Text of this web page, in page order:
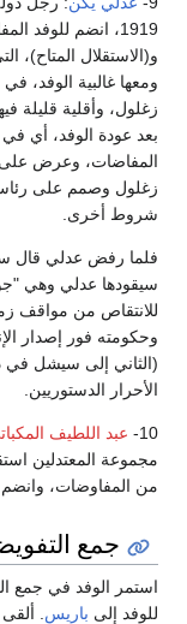
1919، انضم
و(الاستقلال
ومعها غالبية الوفد،
زغلول، وأقلية قليلة
المفاضات، وعرض
زغلول وصمم على
شروط أخرى.
فلما رفض عدلي قال
سيقودها عدلي وهي
للانتقاص من مواقف
وحكومته فور إصدار
الأحرار الدستوريين.
10- عبد اللطيف
من المفاوضات، وانضم
جمع
استمر الوفد في جمع
للوفد إلى باريس .